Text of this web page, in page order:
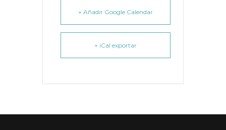
+ Añadir Google Calendar
+ iCal exportar